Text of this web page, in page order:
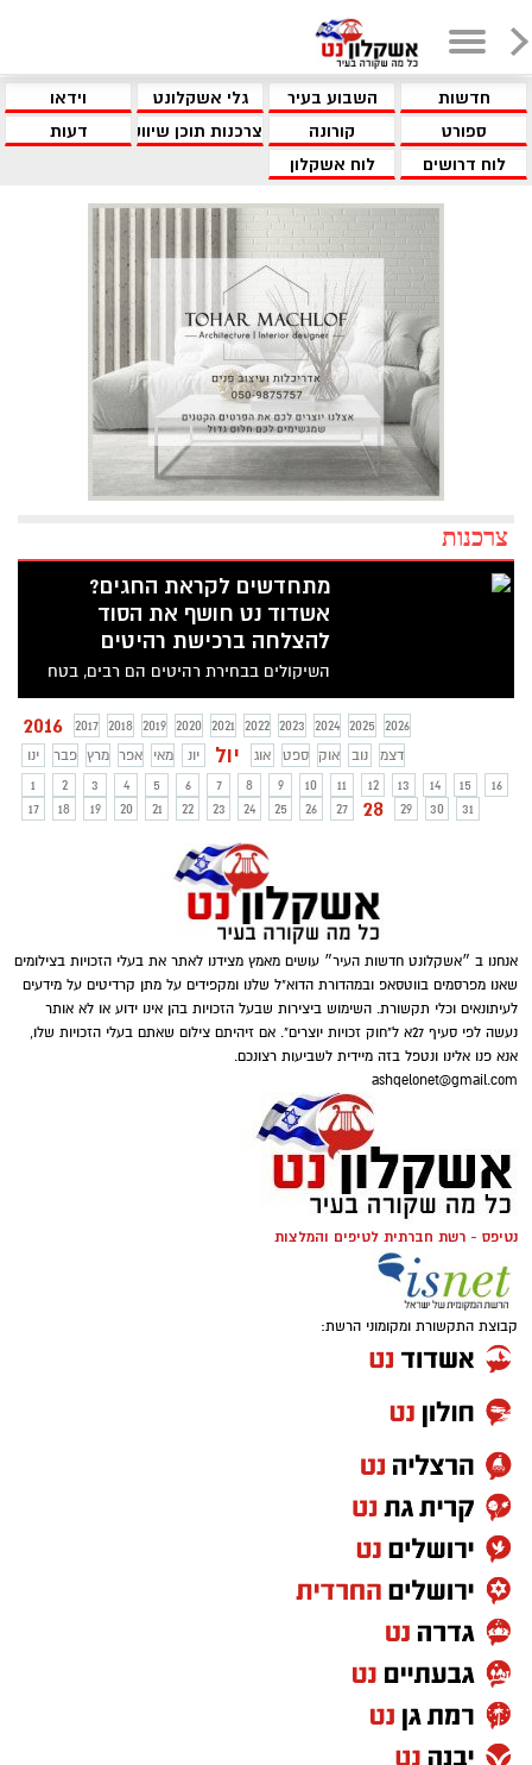
חדשות השבוע בעיר גלי אשקלונט
וידאו
ספורט
קורונה צרכנות תוכן שיווקי
דעות
לוח דרושים
לוח אשקלון
צרכנות
מתחדשים לקראת החגים?
אשדוד נט חושף את הסוד
להצלחה ברכישת רהיטים
השיקולים בבחירת רהיטים הם רבים, בטח
כבר שמעתם את כל העצות וטיילתם בכל
החנויות, ותאמת עייפתם ולא מצאתם את
הרהיט המושלם, שיאפשר לכם להיכנס לבית
בשלווה וברוגע להתרווח על אותו פריט ולומר
עשיתי בחירה נכונה.
2016 2017 2018 2019 2020 2021 2022 2023 2024 2025
2026
ינו
פבר מרץ אפר מאי יונ יול אוג ספט אוק נוב
דצמ
1
2 3 4 5 6 7 8 9 10 11 12 13 14 15
16
17
18 19 20 21 22 23 24 25 26 27 28 29 30 31
אנחנו ב ״אשקלונט חדשות העיר״ עושים מאמץ מצידנו לאתר את בעלי הזכויות בצילומים
שאנו מפרסמים בווטסאפ ובמהדורת הדוא"ל שלנו ומקפידים על מתן קרדיטים על מידעים
לעיתונאים וכלי תקשורת. השימוש ביצירות שבעל הזכויות בהן אינו ידוע או לא אותר
נעשה לפי סעיף 27א ל"חוק זכויות יוצרים". אם זיהיתם צילום שאתם בעלי הזכויות שלו,
אנא פנו אלינו ונטפל בזה מיידית לשביעות רצונכם.
ashqelonet@gmail.com
נטיפס - רשת חברתית לטיפים והמלצות
קבוצת התקשורת ומקומוני הרשת: